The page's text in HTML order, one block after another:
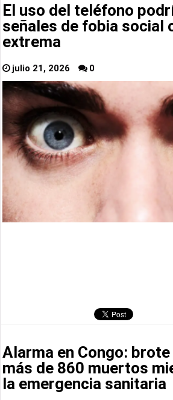
El uso del teléfono
señales de fobia social
extrema
julio 21, 2026 0
Alarma en Congo:
más de 860 muertos
la emergencia sanitaria